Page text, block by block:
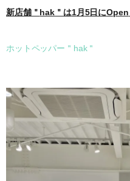
新店舗＂ hak ＂は1月 5日にOpen
ホットペッパー＂hak＂